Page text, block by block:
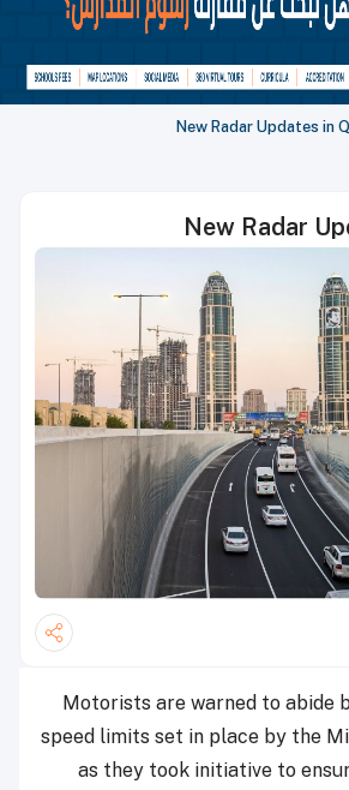
New Radar Updates in
New Radar
Motorists are warned to abide
speed limits set in place by the
as they took initiative to